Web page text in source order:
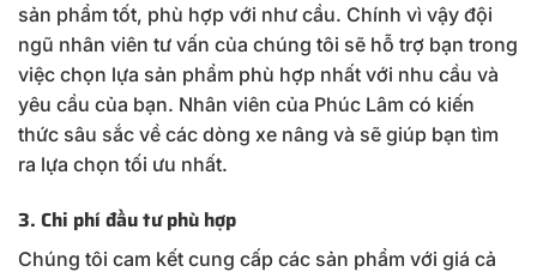
sản phẩm tốt, phù hợp với như cầu. Chính vì vậy đội
ngũ nhân viên tư vấn của chúng tôi sẽ hỗ trợ bạn trong
việc chọn lựa sản phẩm phù hợp nhất với nhu cầu và
yêu cầu của bạn. Nhân viên của Phúc Lâm có kiến
thức sâu sắc về các dòng xe nâng và sẽ giúp bạn tìm
ra lựa chọn tối ưu nhất.
3. Chi phí đầu tư phù hợp
Chúng tôi cam kết cung cấp các sản phẩm với giá cả